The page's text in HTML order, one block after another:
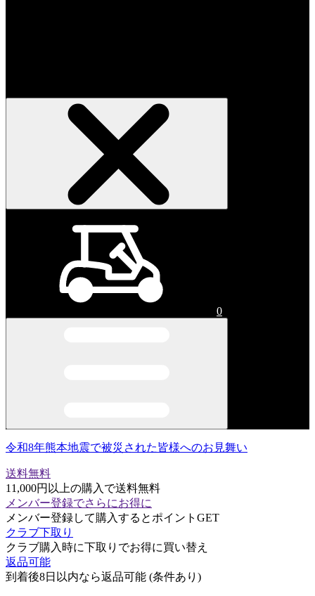
0
令和8年熊本地震で被災された皆様へのお見舞い
送料無料
11,000円以上の購入で送料無料
メンバー登録でさらにお得に
メンバー登録して購入するとポイントGET
クラブ下取り
クラブ購入時に下取りでお得に買い替え
返品可能
到着後8日以内なら返品可能 (条件あり)